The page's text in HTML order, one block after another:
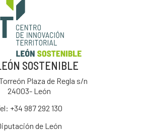
SOSTENIBLE
Plaza de Regla s/n
24003- León
+34 987 292 130
de León